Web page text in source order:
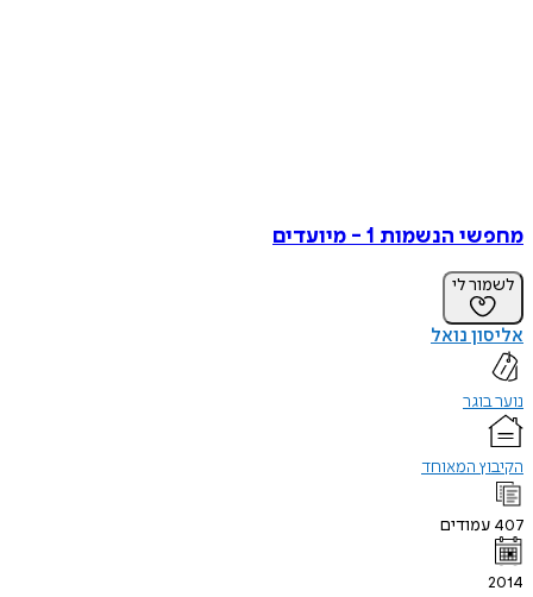
מחפשי הנשמות 1 - מיועדים
לשמור לי
אליסון נואל
נוער בוגר
הקיבוץ המאוחד
407 עמודים
2014